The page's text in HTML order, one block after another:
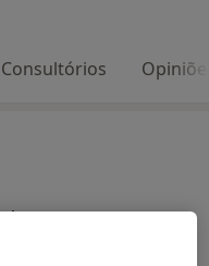
Consultórios